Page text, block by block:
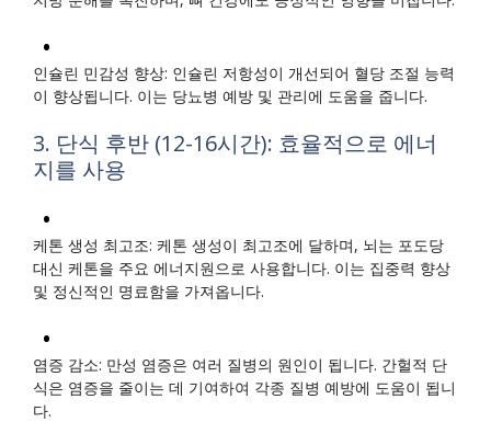
인슐린 민감성 향상: 인슐린 저항성이 개선되어 혈당 조절 능력
이 향상됩니다. 이는 당뇨병 예방 및 관리에 도움을 줍니다.
3. 단식 후반 (12-16시간): 효율적으로 에너
지를 사용
케톤 생성 최고조: 케톤 생성이 최고조에 달하며, 뇌는 포도당
대신 케톤을 주요 에너지원으로 사용합니다. 이는 집중력 향상
및 정신적인 명료함을 가져옵니다.
염증 감소: 만성 염증은 여러 질병의 원인이 됩니다. 간헐적 단
식은 염증을 줄이는 데 기여하여 각종 질병 예방에 도움이 됩니
다.